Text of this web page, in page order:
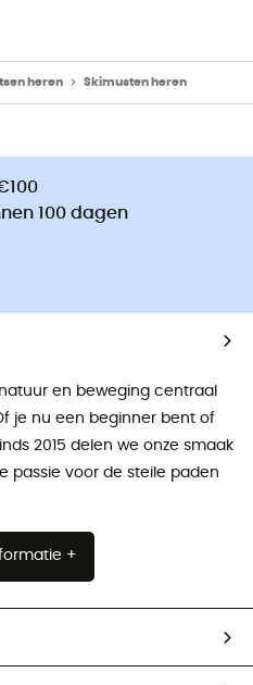
heren Skimusten heren
100 dagen
en beweging centraal
je nu een beginner bent of
2015 delen we onze smaak
passie voor de steile paden
+